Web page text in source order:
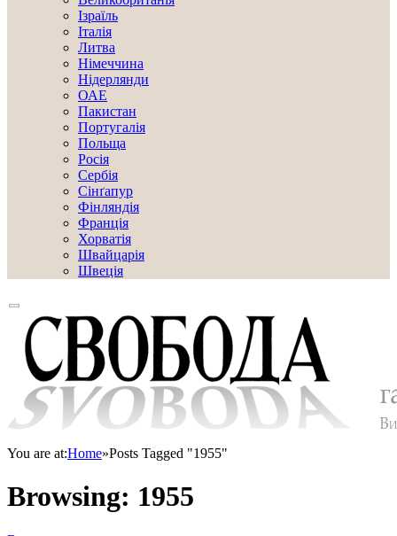
Ізраїль
Італія
Литва
Німеччина
Нідерлянди
ОАЕ
Пакистан
Португалія
Польща
Росія
Сербія
Сінґапур
Фінляндія
Франція
Хорватія
Швайцарія
Швеція
You are at:Home»Posts Tagged "1955"
Browsing: 1955